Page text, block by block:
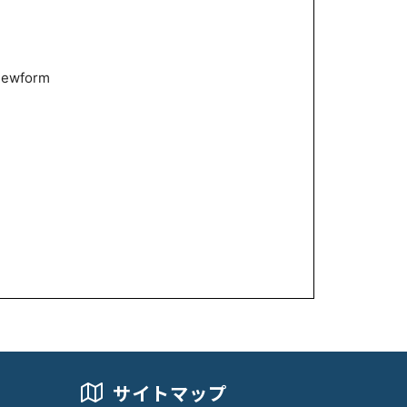
サイトマップ